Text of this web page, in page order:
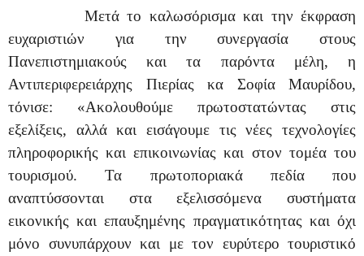
Μετά το καλωσόρισμα και την έκφραση
ευχαριστιών για την συνεργασία στους
Πανεπιστημιακούς και τα παρόντα μέλη, η
Αντιπεριφερειάρχης Πιερίας κα Σοφία Μαυρίδου,
τόνισε: «Ακολουθούμε πρωτοστατώντας στις
εξελίξεις, αλλά και εισάγουμε τις νέες τεχνολογίες
πληροφορικής και επικοινωνίας και στον τομέα του
τουρισμού. Τα πρωτοποριακά πεδία που
αναπτύσσονται στα εξελισσόμενα συστήματα
εικονικής και επαυξημένης πραγματικότητας και όχι
μόνο συνυπάρχουν και με τον ευρύτερο τουριστικό